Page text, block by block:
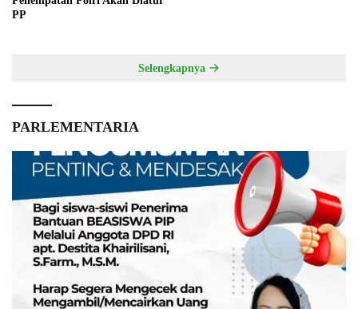
PP
Selengkapnya
PARLEMENTARIA